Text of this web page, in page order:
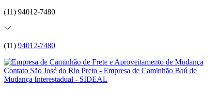
(11) 94012-7480
(11) 94012-7480